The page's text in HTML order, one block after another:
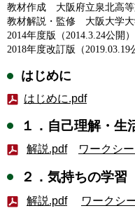
教材作成 大阪府立泉北高等
教材解説・監修 大阪大学
2014年度版（2014.3.24公開）
2018年度改訂版（2019.03.19
はじめに
はじめに.pdf
１．自己理解・生
解説.pdf ワークシ
２．気持ちの学習
解説.pdf ワークシ